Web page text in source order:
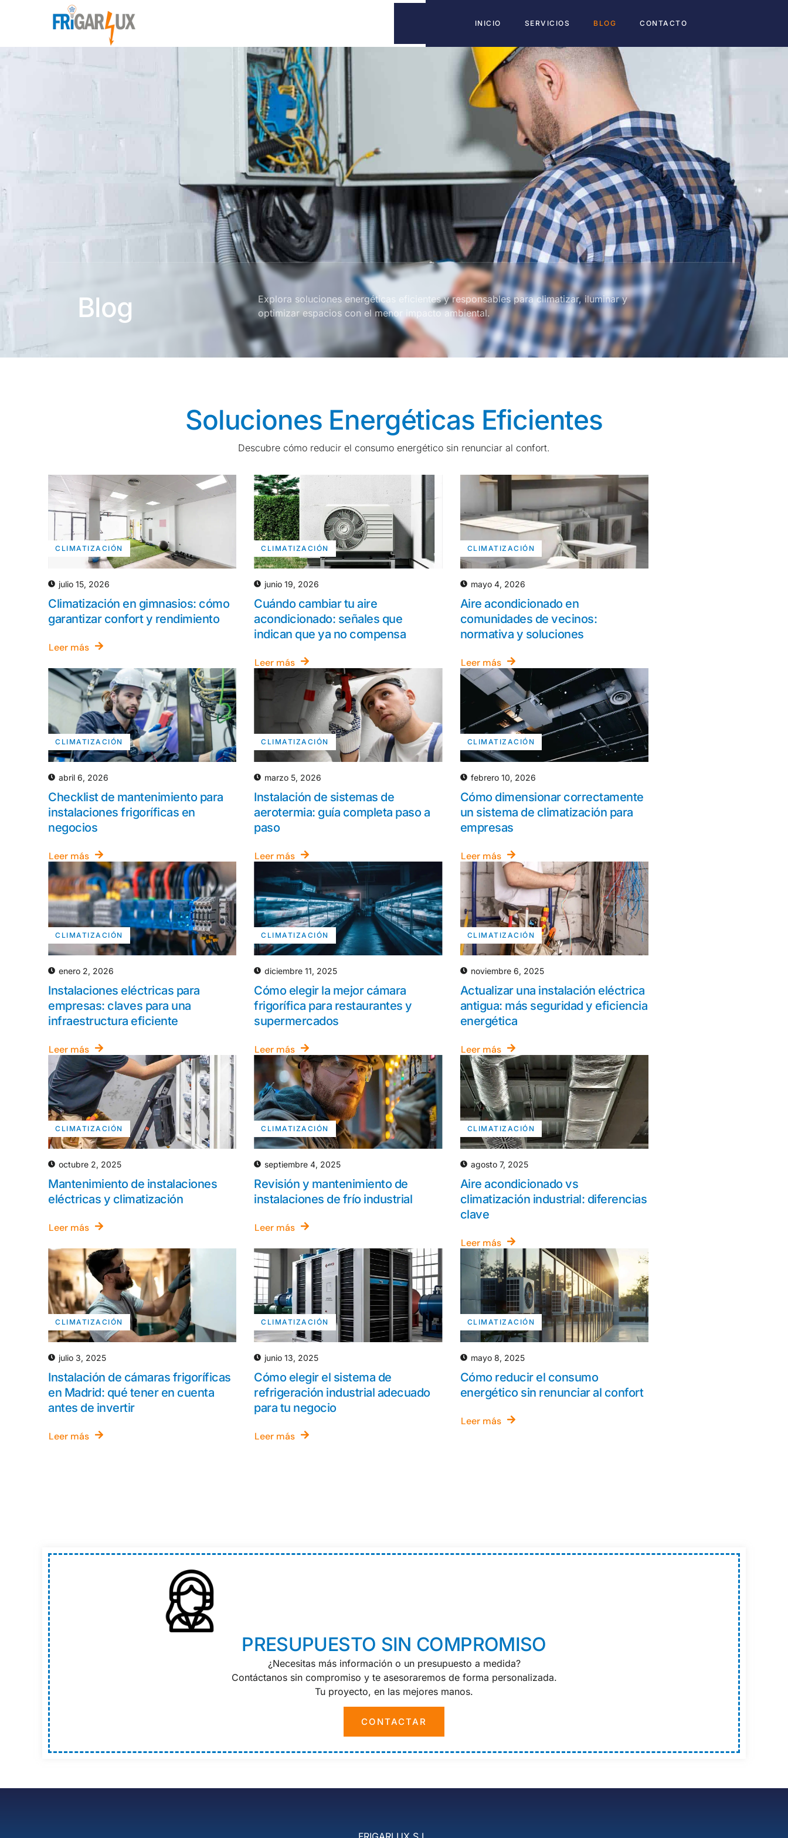
INICIO SERVICIOS BLOG CONTACTO
Blog
Explora soluciones energéticas eficientes y responsables para climatizar, iluminar y
optimizar espacios con el menor impacto ambiental.
Soluciones Energéticas Eficientes
Descubre cómo reducir el consumo energético sin renunciar al confort.
CLIMATIZACIÓN
julio 15, 2026
Climatización en gimnasios: cómo
garantizar confort y rendimiento
Leer más
CLIMATIZACIÓN
junio 19, 2026
Cuándo cambiar tu aire
acondicionado: señales que
indican que ya no compensa
Leer más
CLIMATIZACIÓN
mayo 4, 2026
Aire acondicionado en
comunidades de vecinos:
normativa y soluciones
Leer más
CLIMATIZACIÓN
abril 6, 2026
Checklist de mantenimiento para
instalaciones frigoríficas en
negocios
Leer más
CLIMATIZACIÓN
marzo 5, 2026
Instalación de sistemas de
aerotermia: guía completa paso a
paso
Leer más
CLIMATIZACIÓN
febrero 10, 2026
Cómo dimensionar correctamente
un sistema de climatización para
empresas
Leer más
CLIMATIZACIÓN
enero 2, 2026
Instalaciones eléctricas para
empresas: claves para una
infraestructura eficiente
Leer más
CLIMATIZACIÓN
diciembre 11, 2025
Cómo elegir la mejor cámara
frigorífica para restaurantes y
supermercados
Leer más
CLIMATIZACIÓN
noviembre 6, 2025
Actualizar una instalación eléctrica
antigua: más seguridad y eficiencia
energética
Leer más
CLIMATIZACIÓN
octubre 2, 2025
Mantenimiento de instalaciones
eléctricas y climatización
Leer más
CLIMATIZACIÓN
septiembre 4, 2025
Revisión y mantenimiento de
instalaciones de frío industrial
Leer más
CLIMATIZACIÓN
agosto 7, 2025
Aire acondicionado vs
climatización industrial: diferencias
clave
Leer más
CLIMATIZACIÓN
julio 3, 2025
Instalación de cámaras frigoríficas
en Madrid: qué tener en cuenta
antes de invertir
Leer más
CLIMATIZACIÓN
junio 13, 2025
Cómo elegir el sistema de
refrigeración industrial adecuado
para tu negocio
Leer más
CLIMATIZACIÓN
mayo 8, 2025
Cómo reducir el consumo
energético sin renunciar al confort
Leer más
PRESUPUESTO SIN COMPROMISO
¿Necesitas más información o un presupuesto a medida?
Contáctanos sin compromiso y te asesoraremos de forma personalizada.
Tu proyecto, en las mejores manos.
CONTACTAR